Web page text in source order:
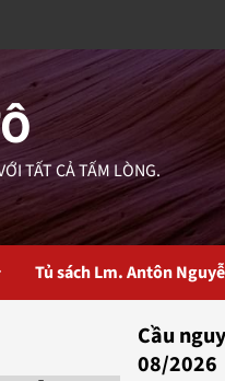
TẤT CẢ TẤM LÒNG.
Tủ sách Lm. Antôn
Cầu
08/2026